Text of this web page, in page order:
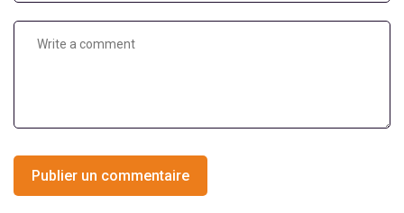
Publier un commentaire